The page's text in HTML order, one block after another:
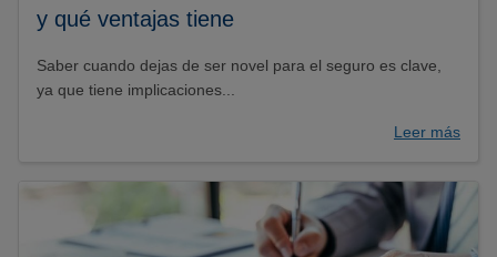
y qué ventajas tiene
Saber cuando dejas de ser novel para el seguro es clave,
ya que tiene implicaciones...
Leer más